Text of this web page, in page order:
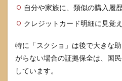
明細
で見
るべ
イン
ト
8.2
後払
自分や家族に、類似の購入履
クレジットカード明細に見覚
特に「スクショ」は後で大きな
がらない場合の証拠保全は、国
しています。